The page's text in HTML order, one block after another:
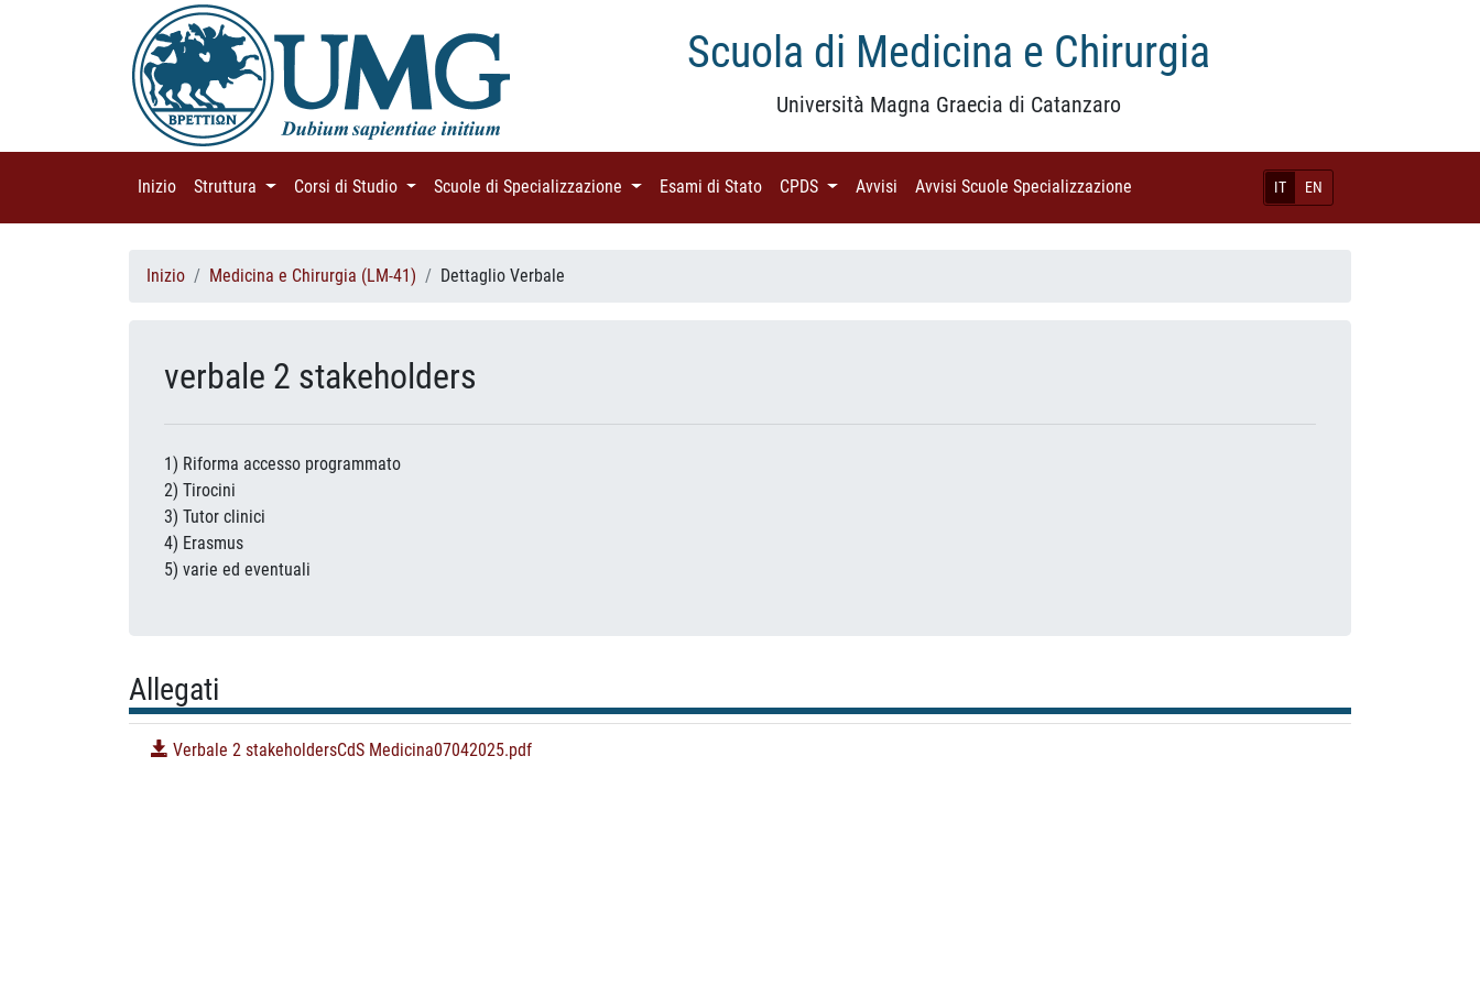
Scuola di Medicina e Chirurgia
Università Magna Graecia di Catanzaro
IT EN
Inizio (current)
Struttura (current)Corsi di Studio (current)Scuole di Specializzazione (current)Esami di Stato (current)
CPDS (current)
Avvisi (current)
Avvisi Scuole Specializzazione
Inizio Medicina e Chirurgia (LM-41) Dettaglio Verbale
verbale 2 stakeholders
1) Riforma accesso programmato
2) Tirocini
3) Tutor clinici
4) Erasmus
5) varie ed eventuali
Allegati
Verbale 2 stakeholdersCdS Medicina07042025.pdf